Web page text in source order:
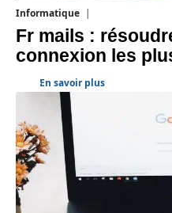
Informatique
Fr mails :
connexion les
En savoir plus